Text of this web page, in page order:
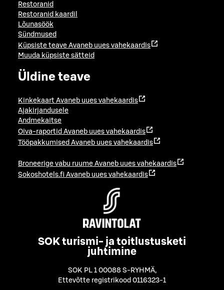
Restoranid
Restoranid kaardil
Lõunasöök
Sündmused
Küpsiste teave Avaneb uues vahekaardis
Muuda küpsiste sätteid
Üldine teave
Kinkekaart Avaneb uues vahekaardis
Ajakirjandusele
Andmekaitse
Oiva-raportid Avaneb uues vahekaardis
Tööpakkumised Avaneb uues vahekaardis
Broneerige vabu ruume Avaneb uues vahekaardis
Sokoshotels.fi Avaneb uues vahekaardis
SOK turismi- ja toitlustusketi
juhtimine
SOK PL 1 00088 S-RYHMÄ,
Ettevõtte registrikood 0116323-1